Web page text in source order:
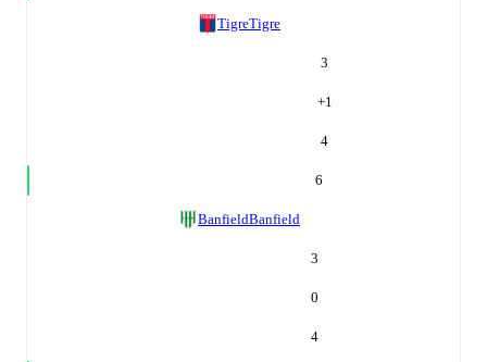
TigreTigre
3
+1
4
6
BanfieldBanfield
3
0
4